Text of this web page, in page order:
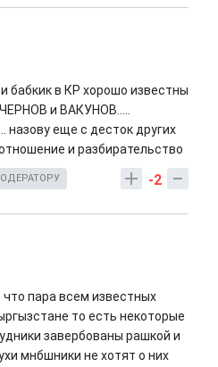
бабкик в КР хорошо известны
и ВАКУНОВ.....
назову еще с десток других
и разбирательство
-2
пара всем известных
то есть некоторые
завербованы рашкой и
мнбшники не хотят о них